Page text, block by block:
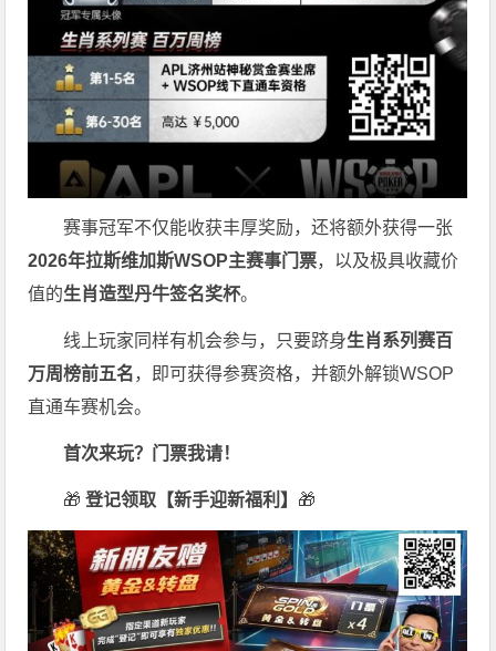
赛事冠军不仅能收获丰厚奖励，还将额外获得一张
2026年拉斯维加斯WSOP主赛事门票，以及极具收藏价
值的生肖造型丹牛签名奖杯。
线上玩家同样有机会参与，只要跻身生肖系列赛百
万周榜前五名，即可获得参赛资格，并额外解锁WSOP
直通车赛机会。
首次来玩？门票我请！
🎁 登记领取【新手迎新福利】 🎁